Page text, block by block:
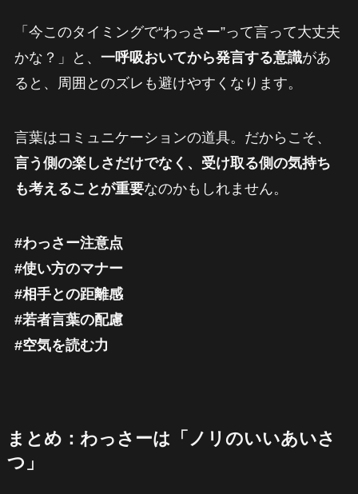
「今このタイミングで“わっさー”って言って大丈夫
かな？」と、 一呼吸おいてから発言する意識があ
ると、周囲とのズレも避けやすくなります。
言葉はコミュニケーションの道具。だからこそ、
言う側の楽しさだけでなく、受け取る側の気持ち
も考えることが重要なのかもしれません。
#わっさー注意点
#使い方のマナー
#相手との距離感
#若者言葉の配慮
#空気を読む力
まとめ：わっさーは「ノリのいいあいさ
つ」